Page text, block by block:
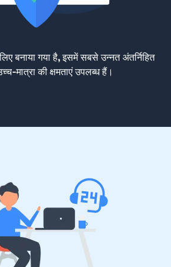
बनाया गया है, इसमें सबसे उन्नत अंतर्निहित
मात्रा की क्षमताएं उपलब्ध हैं।